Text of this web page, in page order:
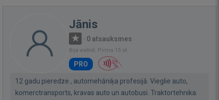
Jānis
· 0 atsauksmes
Bija vietnē: Pirms 15 st.
PRO
12 gadu pieredze , automehāniķa profesijā. Vieglie auto,
komerctransports, kravas auto un autobusi. Traktortehnika.